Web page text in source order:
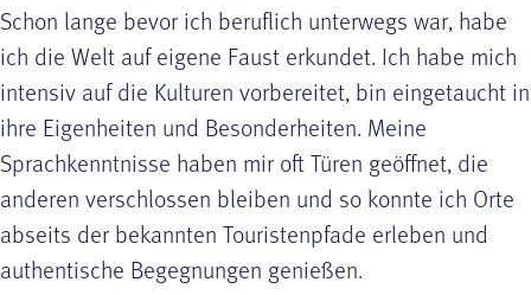
Schon lange bevor ich beruflich unterwegs war, habe
ich die Welt auf eigene Faust erkundet. Ich habe mich
intensiv auf die Kulturen vorbereitet, bin eingetaucht in
ihre Eigenheiten und Besonderheiten. Meine
Sprachkenntnisse haben mir oft Türen geöffnet, die
anderen verschlossen bleiben und so konnte ich Orte
abseits der bekannten Touristenpfade erleben und
authentische Begegnungen genießen.